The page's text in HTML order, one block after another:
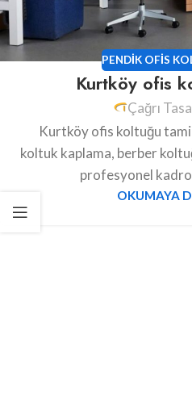
PENDIK OFIS
Kurtköy ofis
Çağrı
Kurtköy ofis koltuğu
koltuk kaplama, berber
profesyonel
OKUMAYA